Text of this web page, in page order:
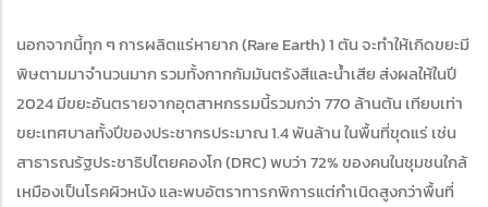
นอกจากนี้ทุก ๆ การผลิตแร่หายาก (Rare Earth) 1 ตัน จะทำให้เกิดขยะมี
พิษตามมาจำนวนมาก รวมทั้งกากกัมมันตรังสีและน้ำเสีย ส่งผลให้ในปี
2024 มีขยะอันตรายจากอุตสาหกรรมนี้รวมกว่า 770 ล้านตัน เทียบเท่า
ขยะเทศบาลทั้งปีของประชากรประมาณ 1.4 พันล้าน ในพื้นที่ขุดแร่ เช่น
สาธารณรัฐประชาธิปไตยคองโก (DRC) พบว่า 72% ของคนในชุมชนใกล้
เหมืองเป็นโรคผิวหนัง และพบอัตราทารกพิการแต่กำเนิดสูงกว่าพื้นที่